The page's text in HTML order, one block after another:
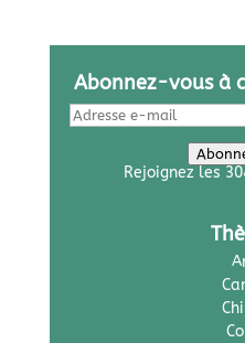
Abonnez-vous à
Adresse
e-
Rejoignez les